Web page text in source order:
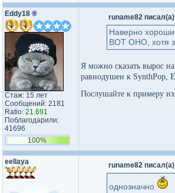
Eddy18 ®
Стаж: 15 лет
Сообщений: 2181
Ratio: 21.691
Поблагодарили:
41696
100%
runame82
Наверно
ВОТ ОНО, хотя
Я можно сказать вырос
равнодушен к SynthPop,
Послушайте к примеру
eellaya runame82
однозначно